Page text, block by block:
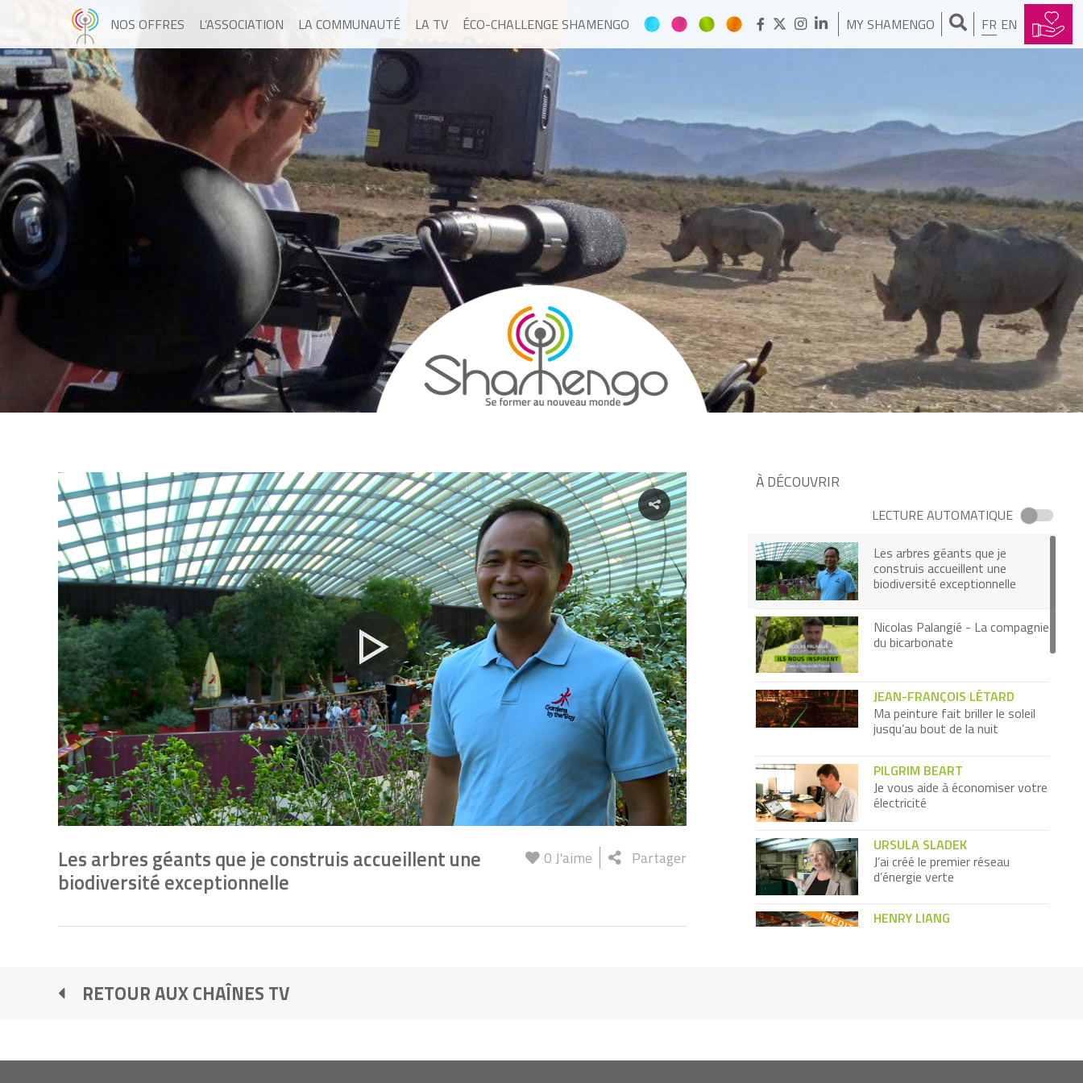
NOS OFFRES L’ASSOCIATION LA COMMUNAUTÉ LA TV ÉCO-CHALLENGE SHAMENGO MY SHAMENGO FR EN
Les arbres géants que je construis accueillent une
biodiversité exceptionnelle
0 J'aime Partager
À DÉCOUVRIR
LECTURE AUTOMATIQUE
Les arbres géants que je
construis accueillent une
biodiversité exceptionnelle
Nicolas Palangié - La compagnie
du bicarbonate
JEAN-FRANÇOIS LÉTARD
Ma peinture fait briller le soleil
jusqu’au bout de la nuit
PILGRIM BEART
Je vous aide à économiser votre
électricité
URSULA SLADEK
J’ai créé le premier réseau
d’énergie verte
HENRY LIANG
RETOUR AUX CHAÎNES TV